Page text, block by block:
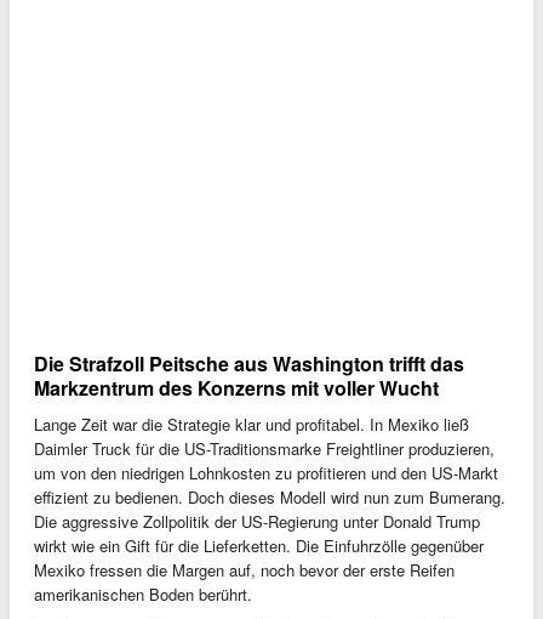
Die Strafzoll Peitsche aus Washington trifft das
Markzentrum des Konzerns mit voller Wucht
Lange Zeit war die Strategie klar und profitabel. In Mexiko ließ
Daimler Truck für die US-Traditionsmarke Freightliner produzieren,
um von den niedrigen Lohnkosten zu profitieren und den US-Markt
effizient zu bedienen. Doch dieses Modell wird nun zum Bumerang.
Die aggressive Zollpolitik der US-Regierung unter Donald Trump
wirkt wie ein Gift für die Lieferketten. Die Einfuhrzölle gegenüber
Mexiko fressen die Margen auf, noch bevor der erste Reifen
amerikanischen Boden berührt.